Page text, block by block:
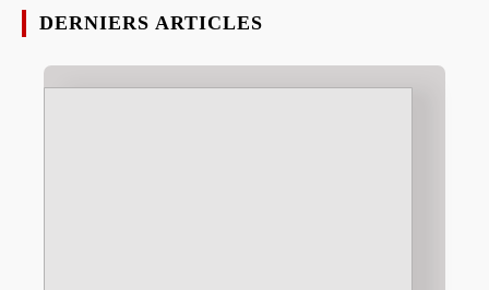
DERNIERS ARTICLES